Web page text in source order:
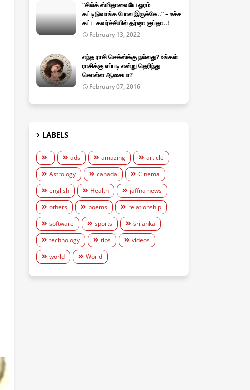
“சில்க் ஸ்மிதாவையே ஓரம்
கட்டிடுவாங்க போல இருக்கே..” – உச்ச
கட்ட கவர்ச்சியில் தர்ஷா குப்தா..!
February 13, 2022
எந்த ராசி செக்ஸ்க்கு நல்லது? உங்கள்
ராசிக்கு எப்படி என்று தெரிந்து
கொள்ள ஆசையா?
February 07, 2016
LABELS
ads amazing
article
Astrology
canada
Cinema
english
Health
jaffna news
others
poems
relationship
software
sports
srilanka
technology
tips
videos
world
World